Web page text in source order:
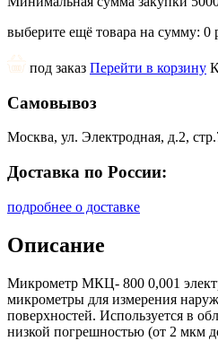
выберите ещё товара на сумму: 0
под заказ Перейти в корзину
Самовывоз
Москва, ул. Электродная, д.2,
Доставка по России:
подробнее о доставке
Описание
Микрометр МКЦ- 800 0,001
микрометры для измерения
поверхностей. Используется в
низкой погрешностью (от 2 мкм